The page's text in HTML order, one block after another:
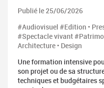
Publié le 25/06/2026
#Audiovisuel #Edition •
#Spectacle vivant
Architecture • Design
Une formation intensive
son projet ou de sa
techniques et budgétaires